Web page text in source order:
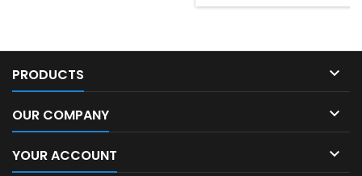
PRODUCTS 
OUR COMPANY 
YOUR ACCOUNT 